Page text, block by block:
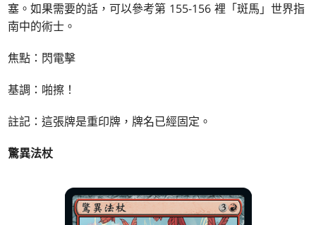
塞。如果需要的話，可以參考第 155-156 裡「斑馬」世界指
南中的術士。
焦點：閃電擊
基調：啪擦！
註記：這張牌是重印牌，牌名已經固定。
驚異法杖